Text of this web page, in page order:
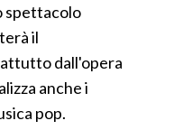
spettacolo
il
dall'opera
anche i
pop.